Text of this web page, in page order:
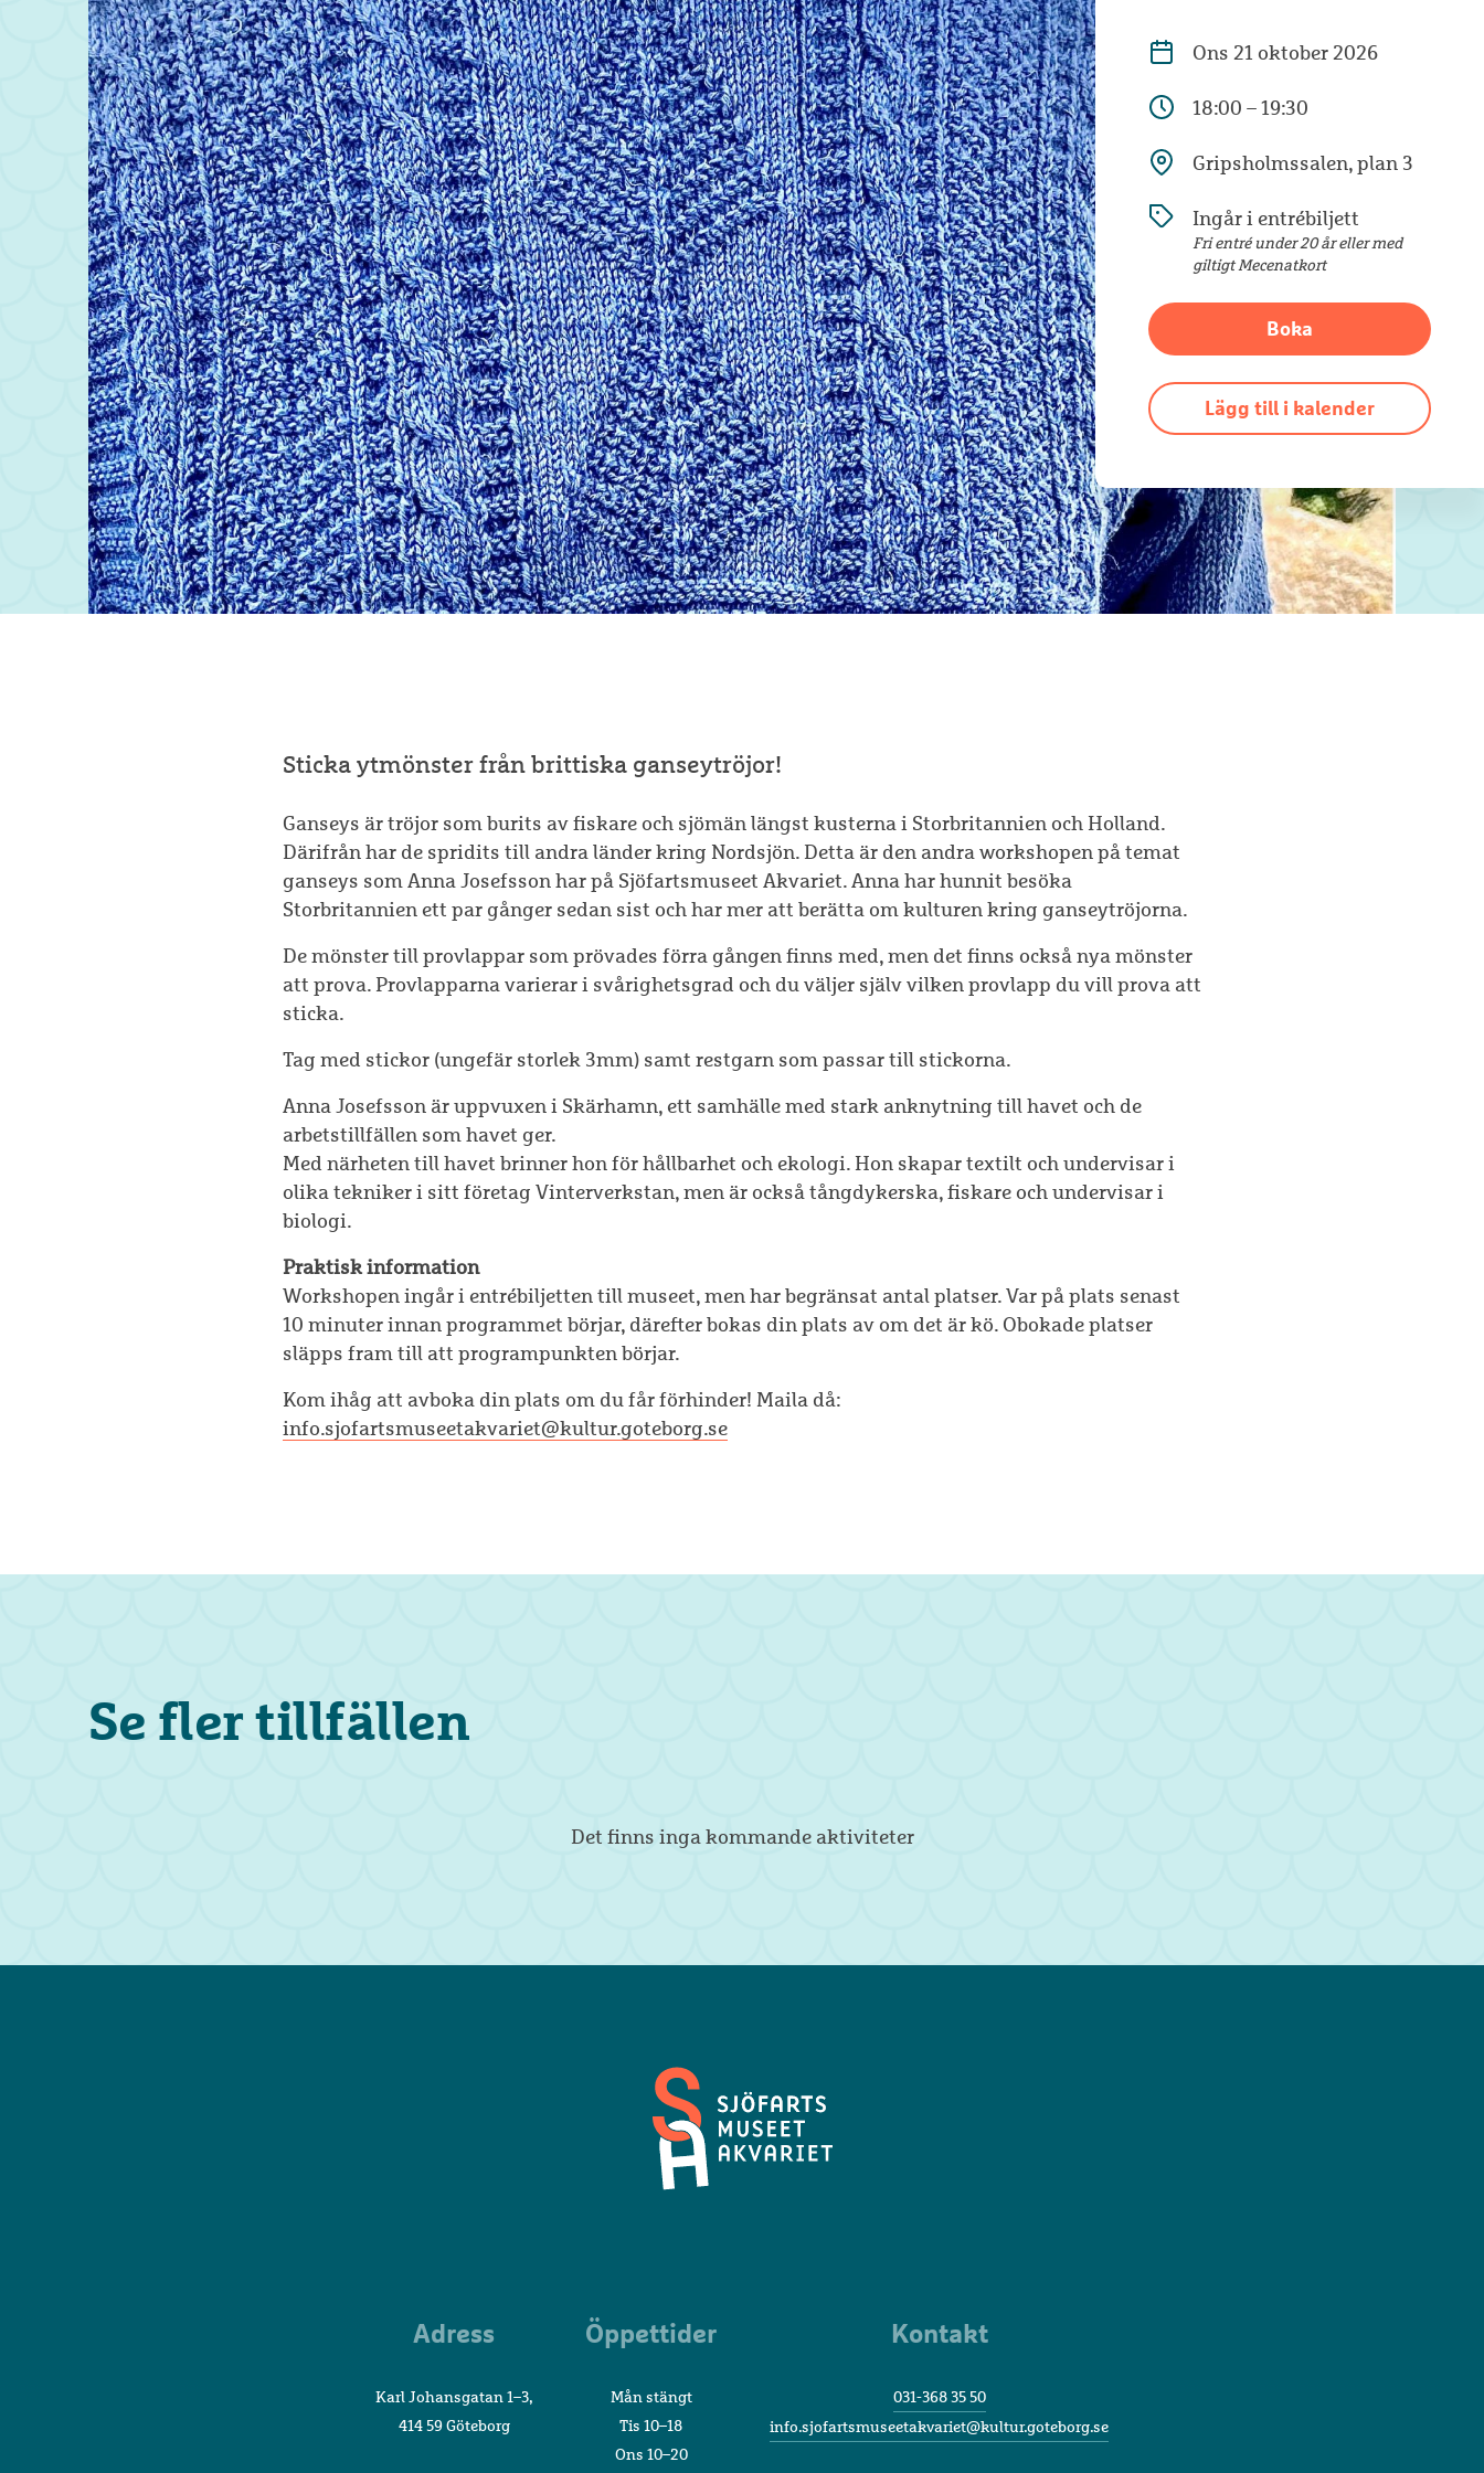
Ons 21 oktober 2026
18:00 – 19:30
Gripsholmssalen, plan 3
Ingår i entrébiljett
Fri entré under 20 år eller med
giltigt Mecenatkort
Boka
Lägg till i kalender
Sticka ytmönster från brittiska ganseytröjor!
Ganseys är tröjor som burits av fiskare och sjömän längst kusterna i Storbritannien och Holland.
Därifrån har de spridits till andra länder kring Nordsjön. Detta är den andra workshopen på temat
ganseys som Anna Josefsson har på Sjöfartsmuseet Akvariet. Anna har hunnit besöka
Storbritannien ett par gånger sedan sist och har mer att berätta om kulturen kring ganseytröjorna.
De mönster till provlappar som prövades förra gången finns med, men det finns också nya mönster
att prova. Provlapparna varierar i svårighetsgrad och du väljer själv vilken provlapp du vill prova att
sticka.
Tag med stickor (ungefär storlek 3mm) samt restgarn som passar till stickorna.
Anna Josefsson är uppvuxen i Skärhamn, ett samhälle med stark anknytning till havet och de
arbetstillfällen som havet ger.
Med närheten till havet brinner hon för hållbarhet och ekologi. Hon skapar textilt och undervisar i
olika tekniker i sitt företag Vinterverkstan, men är också tångdykerska, fiskare och undervisar i
biologi.
Praktisk information
Workshopen ingår i entrébiljetten till museet, men har begränsat antal platser. Var på plats senast
10 minuter innan programmet börjar, därefter bokas din plats av om det är kö. Obokade platser
släpps fram till att programpunkten börjar.
Kom ihåg att avboka din plats om du får förhinder! Maila då:
info.sjofartsmuseetakvariet@kultur.goteborg.se
Se fler tillfällen
Det finns inga kommande aktiviteter
Adress
Karl Johansgatan 1–3,
414 59 Göteborg
Öppettider
Mån stängt
Tis 10–18
Ons 10–20
Kontakt
031-368 35 50
info.sjofartsmuseetakvariet@kultur.goteborg.se